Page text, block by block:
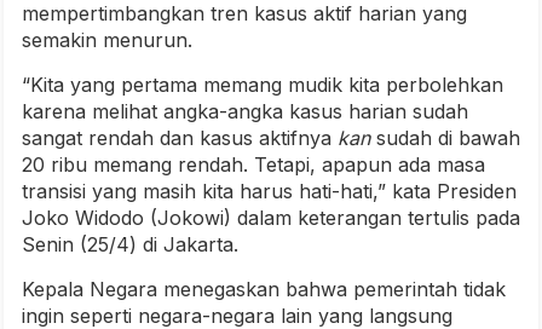
mempertimbangkan tren kasus aktif harian yang
semakin menurun.
“Kita yang pertama memang mudik kita perbolehkan
karena melihat angka-angka kasus harian sudah
sangat rendah dan kasus aktifnya kansudah di bawah
20 ribu memang rendah. Tetapi, apapun ada masa
transisi yang masih kita harus hati-hati,” kata Presiden
Joko Widodo (Jokowi) dalam keterangan tertulis pada
Senin (25/4) di Jakarta.
Kepala Negara menegaskan bahwa pemerintah tidak
ingin seperti negara-negara lain yang langsung